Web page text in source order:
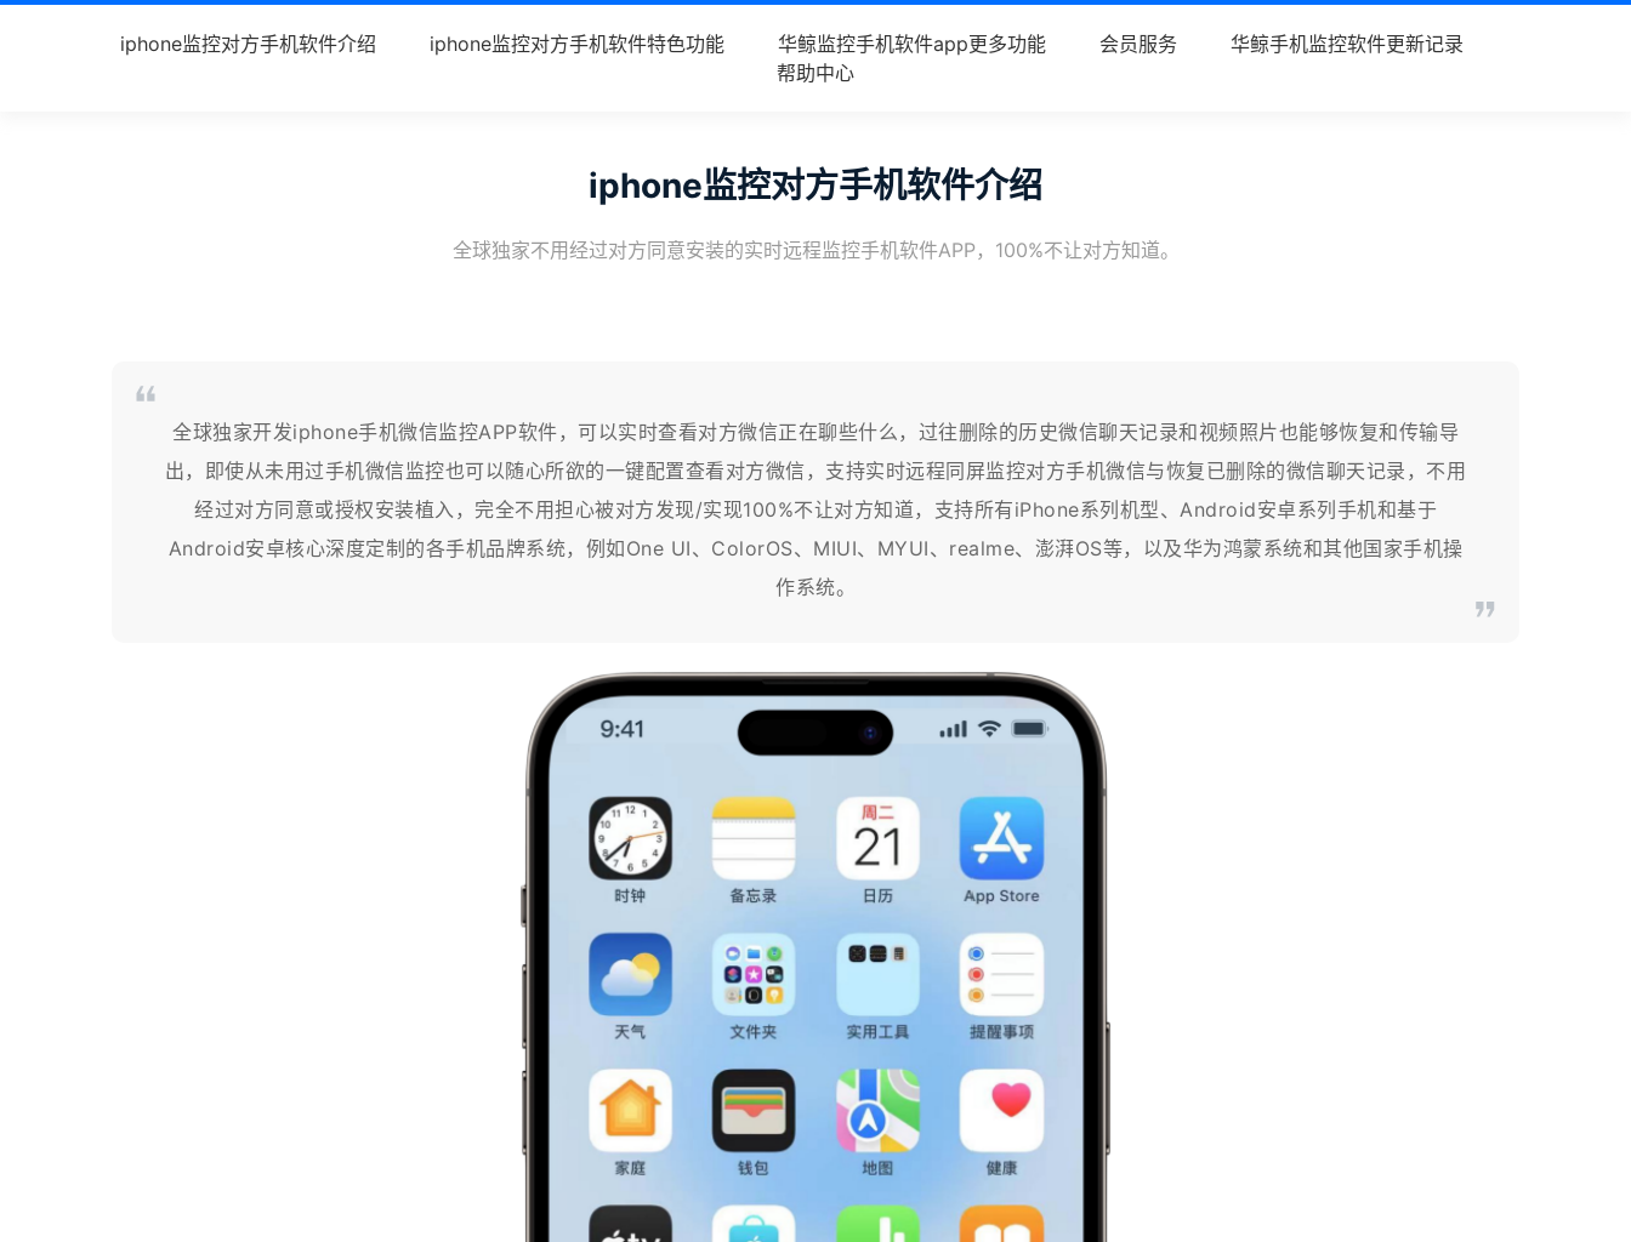
iphone监控对方手机软件介绍 iphone监控对方手机软件特色功能 华鲸监控手机软件app更多功能 会员服务
华鲸手机监控软件更新记录
帮助中心
iphone监控对方手机软件介绍
全球独家不用经过对方同意安装的实时远程监控手机软件APP，100%不让对方知道。
全球独家开发iphone手机微信监控APP软件，可以实时查看对方微信正在聊些什么，过往删除的历史微信聊天记录和视频照片也能够恢复和传输导
出，即使从未用过手机微信监控也可以随心所欲的一键配置查看对方微信，支持实时远程同屏监控对方手机微信与恢复已删除的微信聊天记录，不用
经过对方同意或授权安装植入，完全不用担心被对方发现/实现100%不让对方知道，支持所有iPhone系列机型、Android安卓系列手机和基于
Android安卓核心深度定制的各手机品牌系统，例如One UI、ColorOS、MIUI、MYUI、realme、澎湃OS等，以及华为鸿蒙系统和其他国家手机操
作系统。